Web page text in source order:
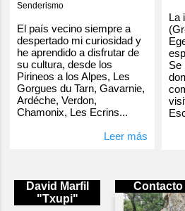
Senderismo
El país vecino siempre a
despertado mi curiosidad y
he aprendido a disfrutar de
su cultura, desde los
Pirineos a los Alpes, Les
Gorgues du Tarn, Gavarnie,
Ardéche, Verdon,
Chamonix, Les Ecrins...
Leer más
La
Se
David Marfil
"Txupi"
Contacto